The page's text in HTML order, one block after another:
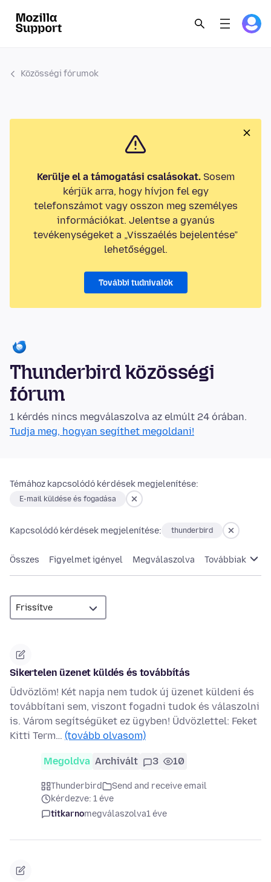
Közösségi fórumok
Kerülje el a támogatási csalásokat.Sosem
kérjük arra, hogy hívjon fel egy
telefonszámot vagy osszon meg személyes
információkat. Jelentse a gyanús
tevékenységeket a „Visszaélés bejelentése”
lehetőséggel.
További tudnivalók
Thunderbird közösségi
fórum
1 kérdés nincs megválaszolva az elmúlt 24 órában.
Tudja meg, hogyan segíthet megoldani!
Témához kapcsolódó kérdések megjelenítése:
E-mail küldése és fogadása
Kapcsolódó kérdések megjelenítése: thunderbird
Összes Figyelmet igényel Megválaszolva Továbbiak
Sikertelen üzenet küldés és továbbítás
Üdvözlöm! Két napja nem tudok új üzenet küldeni és
továbbítani sem, viszont fogadni tudok és válaszolni
is. Várom segítségüket ez ügyben! Üdvözlettel: Feket
Kitti Term… (tovább olvasom)
Megoldva Archivált 3 10
Thunderbird
Send and receive email
kérdezve: 1 éve
titkarnomegválaszolva1 éve